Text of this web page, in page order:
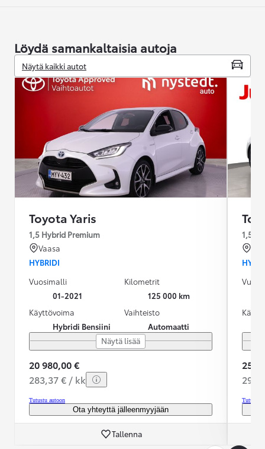
Löydä samankaltaisia autoja
Näytä kaikki autot
Toyota Yaris
1,5 Hybrid Premium
Vaasa
HYBRIDI
Vuosimalli
01-2021
Kilometrit
125 000 km
Käyttövoima
Hybridi Bensiini
Vaihteisto
Automaatti
Näytä lisää
20 980,00 €
283,37 € / kk
Tutustu autoon
Ota yhteyttä jälleenmyyjään
Tallenna
1,5
25
Tutustu